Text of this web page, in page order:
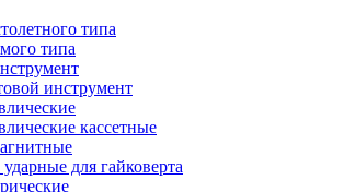
типа
типа
инструмент
кассетные
для гайковерта